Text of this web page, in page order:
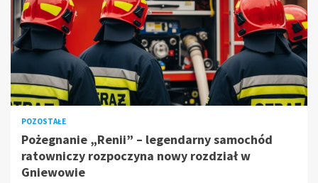
POZOSTAŁE
Pożegnanie „Renii” – legendarny samochód
ratowniczy rozpoczyna nowy rozdział w
Gniewowie